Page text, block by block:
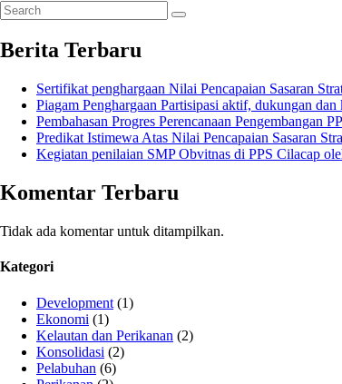
Berita Terbaru
Sertifikat penghargaan Nilai Pencapaian Sasaran
Piagam Penghargaan Partisipasi aktif, dukungan
Pembahasan Progres Perencanaan Pengembangan
Predikat Istimewa Atas Nilai Pencapaian Sasaran
Kegiatan penilaian SMP Obvitnas di PPS Cilacap
Komentar Terbaru
Tidak ada komentar untuk ditampilkan.
Kategori
Development (1)
Ekonomi (1)
Kelautan dan Perikanan (2)
Konsolidasi (2)
Pelabuhan (6)